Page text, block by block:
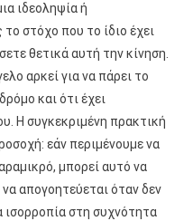
ιδεοληψία ή
στόχο που το ίδιο έχει
θετικά αυτή την κίνηση.
αρκεί για να πάρει το
και ότι έχει
Η συγκεκριμένη πρακτική
εάν περιμένουμε να
μπορεί αυτό να
να απογοητεύεται όταν δεν
ισορροπία στη συχνότητα